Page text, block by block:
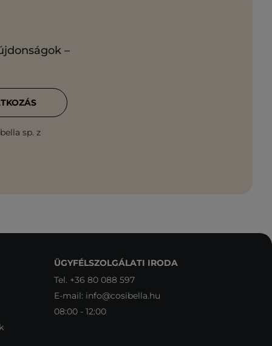
–
sp. z
ÜGYFÉLSZOLGÁLATI IRODA
Tel. +36 80 088 597
E-mail: info@cosibella.hu
08:00 - 12:00